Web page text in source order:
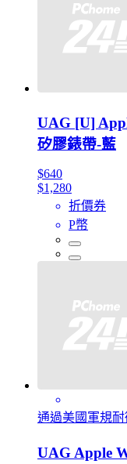
UAG [U]
矽膠錶帶-藍
$640
$1,280
折價券
P幣
通過美國軍規
UAG Apple